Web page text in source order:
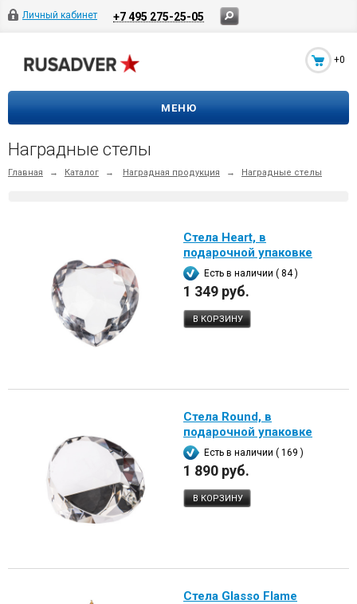
Личный кабинет +7 495 275-25-05
+0
МЕНЮ
Наградные стелы
Главная → Каталог → Наградная продукция → Наградные стелы
Стела Heart, в
подарочной упаковке
Есть в наличии ( 84 )
1 349 руб.
В КОРЗИНУ
Стела Round, в
подарочной упаковке
Есть в наличии ( 169 )
1 890 руб.
В КОРЗИНУ
Стела Glasso Flame